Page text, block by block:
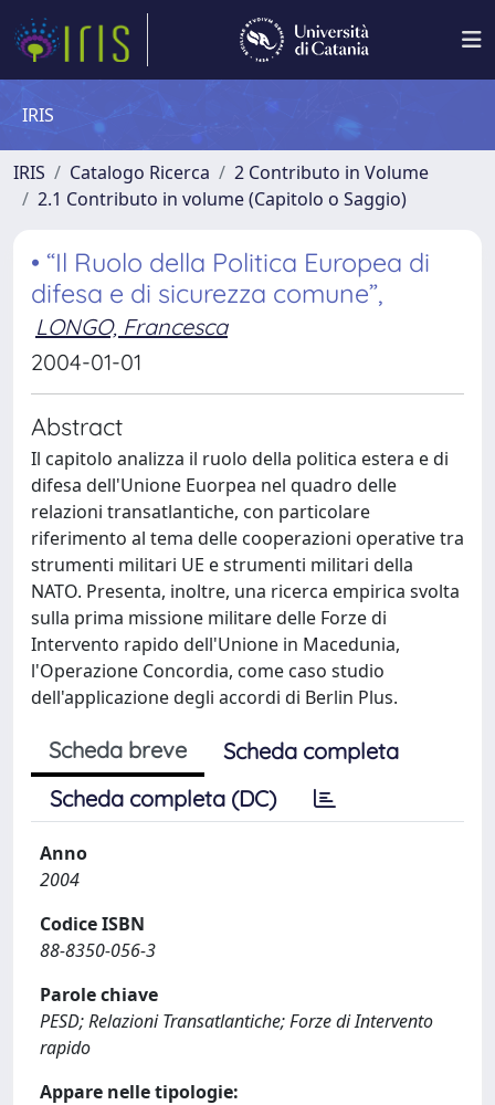
IRIS
IRIS Catalogo Ricerca
2 Contributo in Volume
2.1 Contributo in volume (Capitolo o Saggio)
• “Il Ruolo della Politica Europea di
difesa e di sicurezza comune”,
LONGO, Francesca
2004-01-01
Abstract
Il capitolo analizza il ruolo della politica estera e di
difesa dell'Unione Euorpea nel quadro delle
relazioni transatlantiche, con particolare
riferimento al tema delle cooperazioni operative tra
strumenti militari UE e strumenti militari della
NATO. Presenta, inoltre, una ricerca empirica svolta
sulla prima missione militare delle Forze di
Intervento rapido dell'Unione in Macedunia,
l'Operazione Concordia, come caso studio
dell'applicazione degli accordi di Berlin Plus.
Scheda breve
Scheda completa
Scheda completa (DC)
Anno
2004
Codice ISBN
88-8350-056-3
Parole chiave
PESD; Relazioni Transatlantiche; Forze di Intervento
rapido
Appare nelle tipologie: